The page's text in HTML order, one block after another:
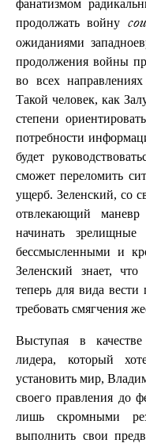
фанатизмом
продолжать войну
ожиданиями
продолжения войны
во всех
Такой человек, как
степени
потребности
будет
сможет переломить
ущерб. Зеленский, со
отвлекающий
начинать
бессмысленными и
Зеленский знает,
теперь для вида
требовать смягчения
Выступая в качестве
лидера, который
установить мир,
своего правления до
лишь скромными
выполнить свои